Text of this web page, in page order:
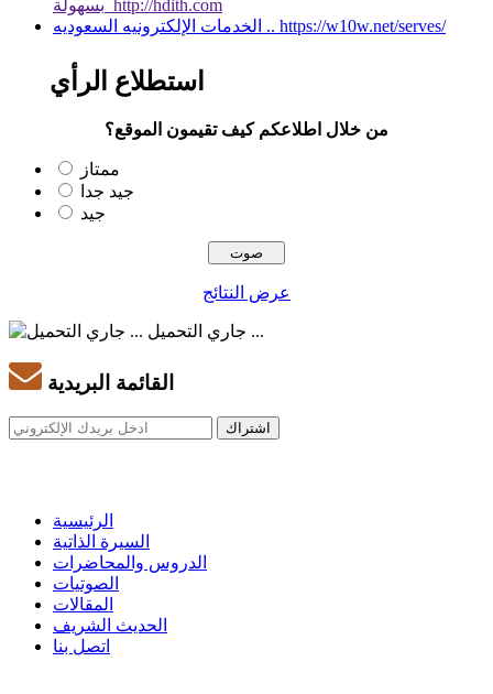
بسهولة http://hdith.com
الخدمات الإلكترونيه السعوديه .. https://w10w.net/serves/
استطلاع الرأي
من خلال اطلاعكم كيف تقيمون الموقع؟
ممتاز
جيد جدا
جيد
عرض النتائج
جاري التحميل ...
القائمة البريدية
الرئيسية
السيرة الذاتية
الدروس والمحاضرات
الصوتيات
المقالات
الحديث الشريف
اتصل بنا